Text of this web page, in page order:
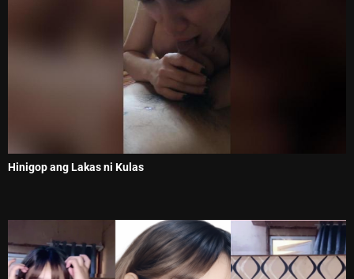
Hinigop ang Lakas ni Kulas